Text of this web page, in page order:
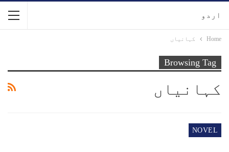
اردو
Home کہانیاں
Browsing Tag
کہانیاں
NOVEL